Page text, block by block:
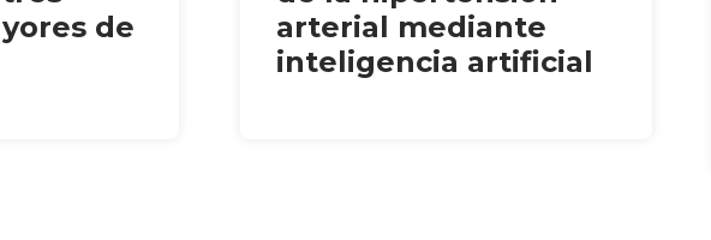
de
arterial mediante
inteligencia artificial